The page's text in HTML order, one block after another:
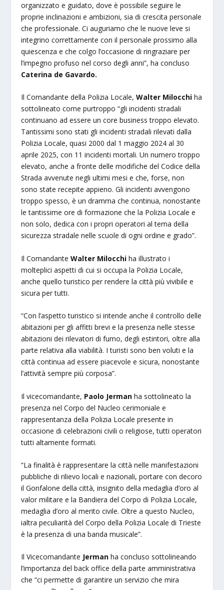
organizzato e guidato, dove è possibile seguire le
proprie inclinazioni e ambizioni, sia di crescita personale
che professionale. Ci auguriamo che le nuove leve si
integrino correttamente con il personale prossimo alla
quiescenza e che colgo l’occasione di ringraziare per
l’impegno profuso nel corso degli anni”, ha concluso
Caterina de Gavardo.
Il Comandante della Polizia Locale,Walter Milocchi ha
sottolineato come purtroppo “gli incidenti stradali
continuano ad essere un core business troppo elevato.
Tantissimi sono stati gli incidenti stradali rilevati dalla
Polizia Locale, quasi 2000 dal 1 maggio 2024 al 30
aprile 2025, con 11 incidenti mortali. Un numero troppo
elevato, anche a fronte delle modifiche del Codice della
Strada avvenute negli ultimi mesi e che, forse, non
sono state recepite appieno. Gli incidenti avvengono
troppo spesso, è un dramma che continua, nonostante
le tantissime ore di formazione che la Polizia Locale e
non solo, dedica con i propri operatori al tema della
sicurezza stradale nelle scuole di ogni ordine e grado”.
Il ComandanteWalter Milocchi ha illustrato i
molteplici aspetti di cui si occupa la Polizia Locale,
anche quello turistico per rendere la città più vivibile e
sicura per tutti.
“Con l’aspetto turistico si intende anche il controllo delle
abitazioni per gli affitti brevi e la presenza nelle stesse
abitazioni dei rilevatori di fumo, degli estintori, oltre alla
parte relativa alla viabilità. I turisti sono ben voluti e la
città continua ad essere piacevole e sicura, nonostante
l’attività sempre più corposa”.
Il vicecomandante, Paolo Jermanha sottolineato la
presenza nel Corpo del Nucleo cerimoniale e
rappresentanza della Polizia Locale presente in
occasione di celebrazioni civili o religiose, tutti operatori
tutti altamente formati.
“La finalità è rappresentare la città nelle manifestazioni
pubbliche di rilievo locali e nazionali, portare con decoro
il Gonfalone della città, insignito della medaglia d’oro al
valor militare e la Bandiera del Corpo di Polizia Locale,
medaglia d’oro al merito civile. Oltre a questo Nucleo,
ialtra peculiarità del Corpo della Polizia Locale di Trieste
è la presenza di una banda musicale”.
Il Vicecomandante Jerman ha concluso sottolineando
l’importanza del back office della parte amministrativa
che “ci permette di garantire un servizio che mira